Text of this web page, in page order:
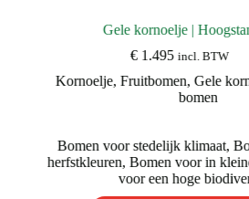
Gele kornoelje |
€ 1.495 incl. BTW
Kornoelje, Fruitbomen, Gele
bomen
Bomen voor stedelijk klimaat,
herfstkleuren, Bomen voor in
voor een hoge